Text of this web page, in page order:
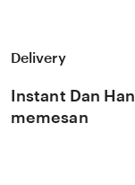
Delivery
Instant Dan
memesan